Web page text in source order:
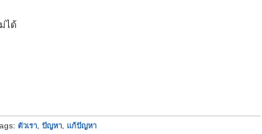
ได้
ตัวเรา ปัญหา
แก้ปัญหา